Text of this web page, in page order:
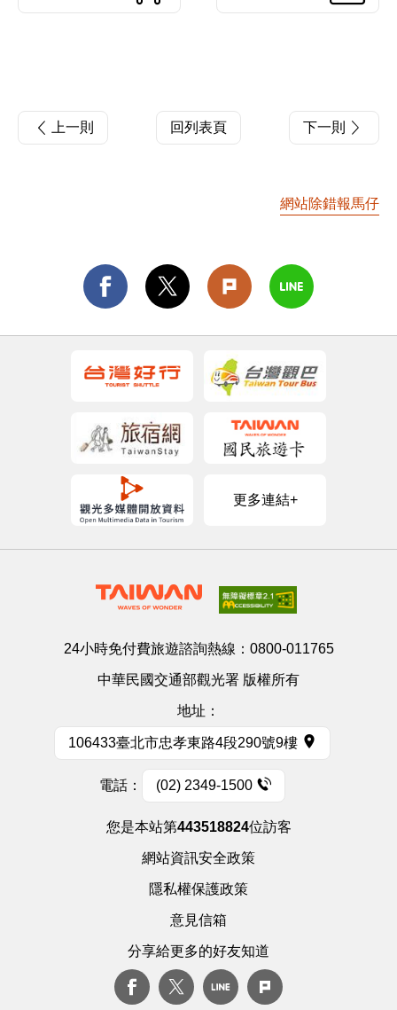
上一則 回列表頁 下一則
網站除錯報馬仔
更多連結+
24小時免付費旅遊諮詢熱線： 0800-011765
中華民國交通部觀光署 版權所有
地址：
106433臺北市忠孝東路4段290號9樓
電話： (02) 2349-1500
您是本站第443518824位訪客
網站資訊安全政策
隱私權保護政策
意見信箱
分享給更多的好友知道